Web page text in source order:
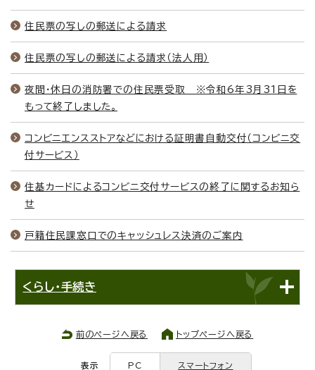
住民票の写しの郵送による請求
住民票の写しの郵送による請求（法人用）
夜間・休日の消防署での住民票受取 ※令和6年3月31日を
もって終了しました。
コンビニエンスストアなどにおける証明書自動交付（コンビニ交
付サービス）
住基カードによるコンビニ交付サービスの終了に関するお知ら
せ
戸籍住民課窓口でのキャッシュレス決済のご案内
くらし・手続き
前のページへ戻る トップページへ戻る
表示 PC スマートフォン